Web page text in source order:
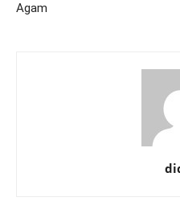
Agam